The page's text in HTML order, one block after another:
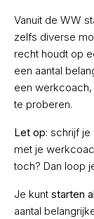
Vanuit de WW
zelfs diverse
recht houdt op
een aantal
een
te proberen.
Let op: schrijf
met je
toch? Dan loop
Je kunt starten
aantal